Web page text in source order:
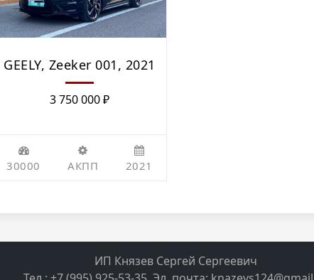
GEELY, Zeeker 001, 2021
3 750 000₽
30000 АКПП 2021
ИП Князев Сергей Сергеевич